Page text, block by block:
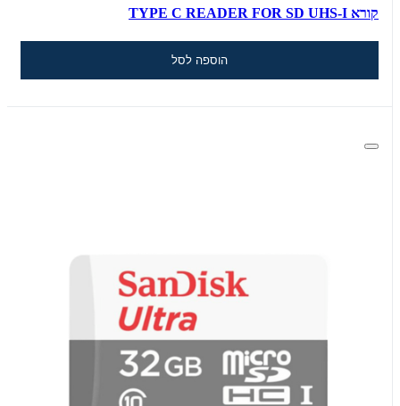
קורא TYPE C READER FOR SD UHS-I
הוספה לסל